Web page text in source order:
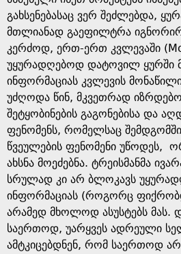
გახსენებასაც ვერ შეძლებდა,
მთლიანად გაეფილტრა
კერძოდ, ერთ-ერთ კვლევაში
უყურადღებოდ დატოვილ ყურში
ინფორმაციას კვლევის
უძღოდა წინ, მკვეთრად
შეტყობინების გაგონებისა და
ფენომენს, რომელსაც
წვეულების ფენომენი უწოდეს,
ახსნა მოეძებნა. ტრეისმანმა
სრულად კი არ ბლოკავს
ინფორმაციას (როგორც
არამედ მხოლოდ ასუსტებს მას.
საერთოდ, უარყვეს ადრეული
ამტკიცებდნენ, რომ საერთოდ